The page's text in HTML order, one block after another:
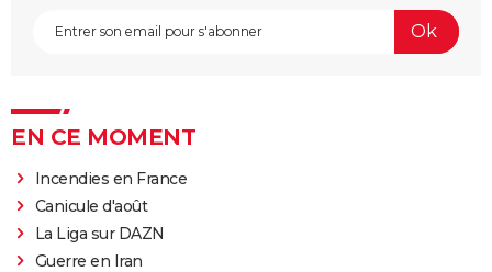
EN CE MOMENT
Incendies en France
Canicule d'août
La Liga sur DAZN
Guerre en Iran